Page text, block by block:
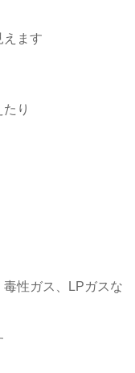
えます
り
性ガス、LPガスな